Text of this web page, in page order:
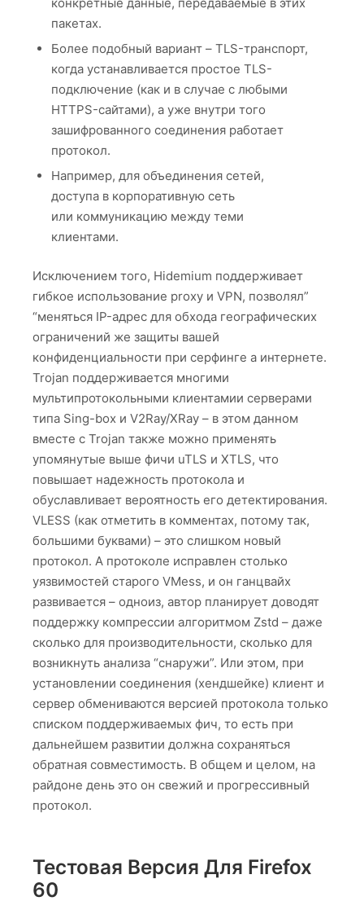
пакетах.
Более подобный вариант – TLS-транспорт,
когда устанавливается простое TLS-
подключение (как и в случае с любыми
HTTPS-сайтами), а уже внутри того
зашифрованного соединения работает
протокол.
Например, для объединения сетей,
доступа в корпоративную сеть
или коммуникацию между теми
клиентами.
Исключением того, Hidemium поддерживает
гибкое использование proxy и VPN, позволял”
“меняться IP-адрес для обхода географических
ограничений же защиты вашей
конфиденциальности при серфинге а интернете.
Trojan поддерживается многими
мультипротокольными клиентамии серверами
типа Sing-box и V2Ray/XRay – в этом данном
вместе с Trojan также можно применять
упомянутые выше фичи uTLS и XTLS, что
повышает надежность протокола и
обуславливает вероятность его детектирования.
VLESS (как отметить в комментах, потому так,
большими буквами) – это слишком новый
протокол. А протоколе исправлен столько
уязвимостей старого VMess, и он ганцвайх
развивается – одноиз, автор планирует доводят
поддержку компрессии алгоритмом Zstd – даже
сколько для производительности, сколько для
возникнуть анализа “снаружи”. Или этом, при
установлении соединения (хендшейке) клиент и
сервер обмениваются версией протокола только
списком поддерживаемых фич, то есть при
дальнейшем развитии должна сохраняться
обратная совместимость. В общем и целом, на
райдоне день это он свежий и прогрессивный
протокол.
Тестовая Версия Для Firefox
60